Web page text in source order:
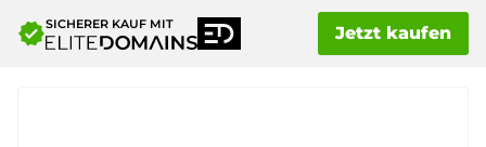
verifiedSICHERER KAUF MIT Jetzt kaufen